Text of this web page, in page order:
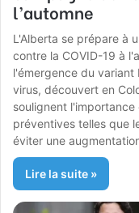
l’automne
L'Alberta se prépare à
contre la COVID-19 à
l'émergence du
virus, découvert en
soulignent
préventives telles que
éviter une
Lire la suite »